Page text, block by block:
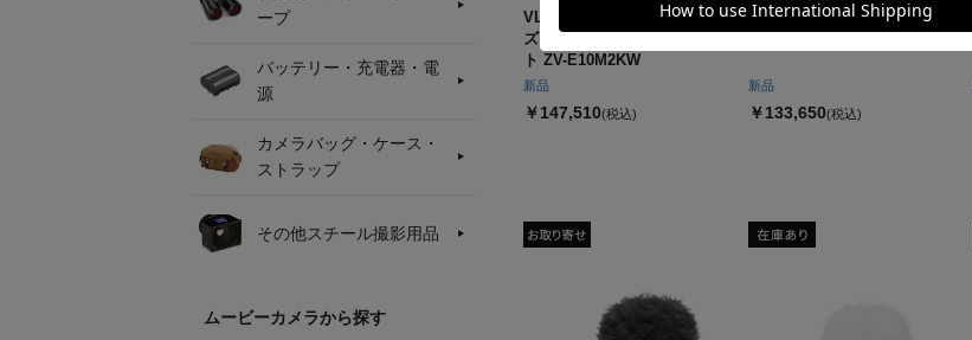
ープ
バッテリー・充電器・電
源
カメラバッグ・ケース・
ストラップ
その他スチール撮影用品
ムービーカメラから探す
新品
VLOGCAM ZV-E10 II パワー
ズームレンズキット ホワイ
ト ZV-E10M2KW
￥147,510(税込)
新品
PowerShot V1
￥133,650(税込)